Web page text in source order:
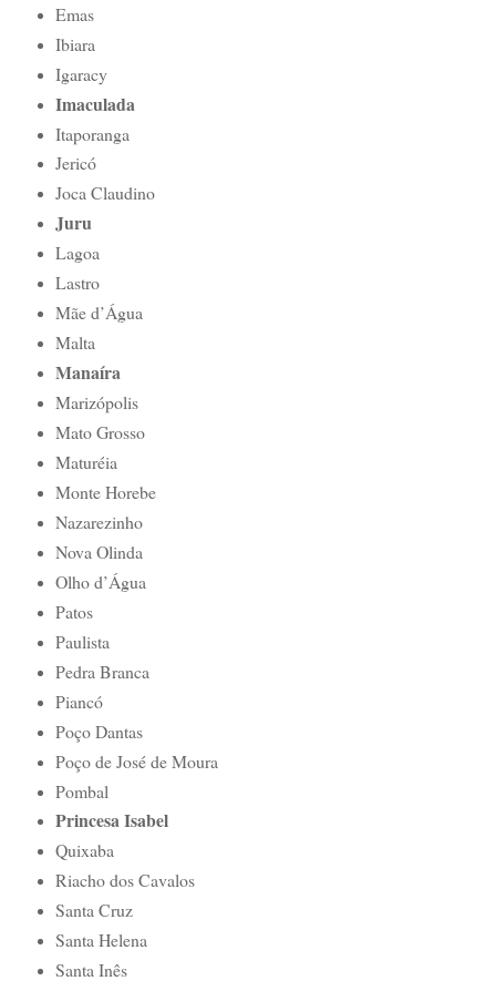
Emas
Ibiara
Igaracy
Imaculada
Itaporanga
Jericó
Joca Claudino
Juru
Lagoa
Lastro
Mãe d’Água
Malta
Manaíra
Marizópolis
Mato Grosso
Maturéia
Monte Horebe
Nazarezinho
Nova Olinda
Olho d’Água
Patos
Paulista
Pedra Branca
Piancó
Poço Dantas
Poço de José de Moura
Pombal
Princesa Isabel
Quixaba
Riacho dos Cavalos
Santa Cruz
Santa Helena
Santa Inês